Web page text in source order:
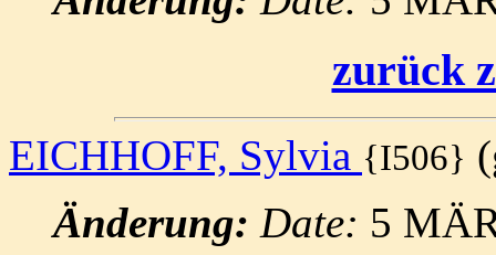
zurück
EICHHOFF, Sylvia {I506}
Änderung: Date: 5